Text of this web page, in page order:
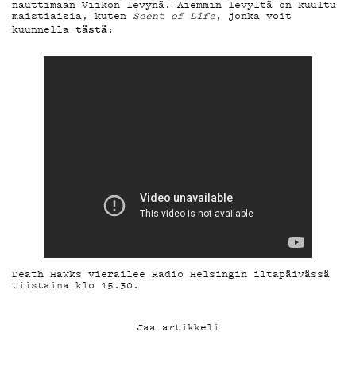
TIETOSUOJA
KIRJAUDU SISÄÄN
nauttimaan Viikon levynä. Aiemmin levyltä on kuultu
maistiaisia, kuten Scent of Life, jonka voit
kuunnella tästä:
Death Hawks vierailee Radio Helsingin iltapäivässä
tiistaina klo 15.30.
Jaa artikkeli